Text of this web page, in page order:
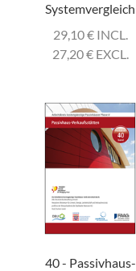
Systemvergleich
29,10€INCL.
27,20€EXCL.
40 - Passivhaus-